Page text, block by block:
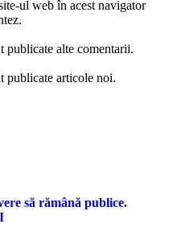
ul web în acest navigator
publicate alte comentarii.
publicate articole noi.
să rămână publice.